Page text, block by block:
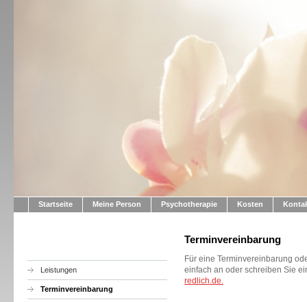
Startseite Meine Person Psychotherapie Kosten
Leistungen
Terminvereinbarung
Terminvereinbarung
Für eine Terminvereinbarung
einfach an oder schreiben Sie
redlich.de.